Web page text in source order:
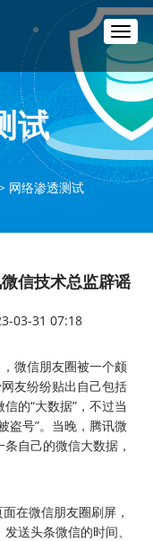
T
o
g
g
l
e
a
v
a
o
试
网络渗透测试
信技术总监辟谣
03-31 07:18
微信朋友圈被一个颇
友纷纷贴出自己包括
的“大数据”，不过当
盗号”。当晚，腾讯微
自己的微信大数据，
在微信朋友圈刷屏，
送头条微信的时间、